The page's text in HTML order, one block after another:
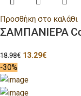
Προσθήκη στο καλάθι
ΣΑΜΠΑΝΙΕΡΑ
18.98€ 13.29€
-30%